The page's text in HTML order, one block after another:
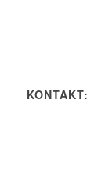
KONTAKT: